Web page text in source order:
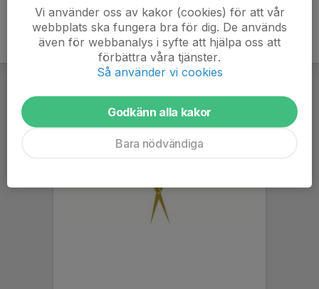
Vi använder oss av kakor (cookies) för att vår
webbplats ska fungera bra för dig. De används
även för webbanalys i syfte att hjälpa oss att
förbättra våra tjänster.
Så använder vi cookies
Godkänn alla kakor
Bara nödvändiga